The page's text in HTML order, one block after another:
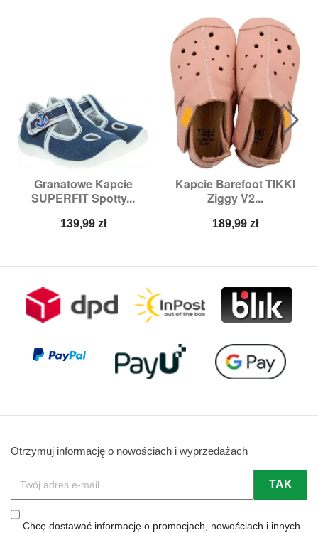
Granatowe Kapcie
SUPERFIT Spotty...
Cena
139,99 zł
Kapcie Barefoot TIKKI
Ziggy V2...
Cena
189,99 zł
Otrzymuj informację o nowościach i wyprzedażach
Chcę dostawać informację o promocjach, nowościach i innych